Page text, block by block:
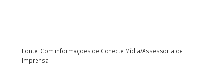
Fonte: Com informações de Conecte Mídia/Assessoria de
Imprensa